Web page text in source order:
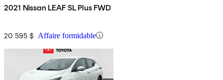
2021 Nissan LEAF SL Plus FWD
20 595 $ Affaire formidable